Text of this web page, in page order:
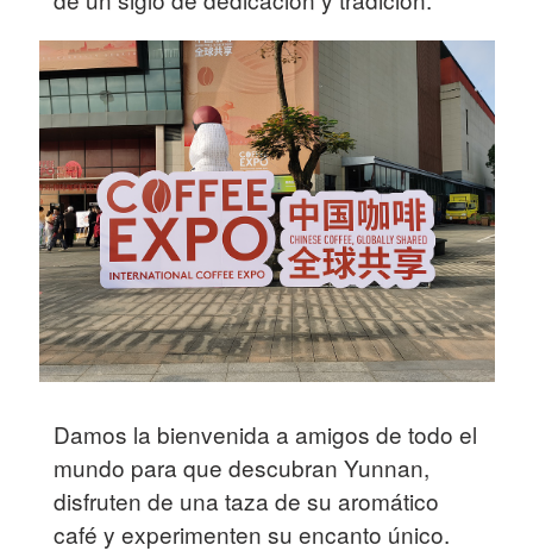
Damos la bienvenida a amigos de todo el
mundo para que descubran Yunnan,
disfruten de una taza de su aromático
café y experimenten su encanto único.